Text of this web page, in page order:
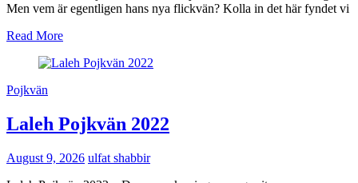
Men vem är egentligen hans nya flickvän? Kolla in det här fyndet vi
Read More
Pojkvän
Laleh Pojkvän 2022
August 9, 2026 ulfat shabbir